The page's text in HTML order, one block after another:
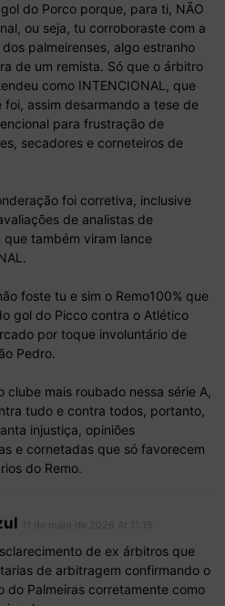
do Porco porque, para ti, NÃO
ou seja, tu corroboraste com a
palmeirenses, algo estranho
de um remista. Só que o árbitro
como INTENCIONAL, que
foi, assim desarmando a tese de
para frustração de
secadores e corneteiros de
foi corretiva, inclusive
de analistas de
que também viram lance
foste tu e sim o Remo100% que
gol do Picco contra o Atlético
por toque involuntário de
Pedro.
clube mais roubado nessa série A,
tudo e contra todos, portanto,
injustiça, opiniões
e cornetadas que só favorecem
do Remo.
de ex árbitros que
de arbitragem confirmando o
do Palmeiras corretamente como